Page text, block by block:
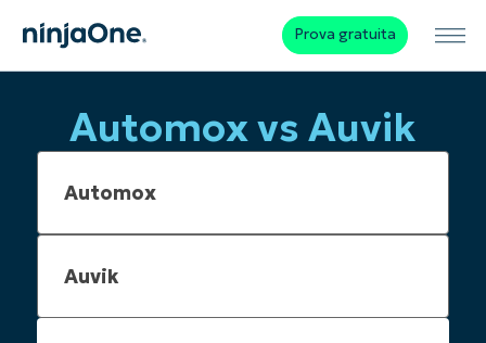
Prova gratuita
Automox vs Auvik